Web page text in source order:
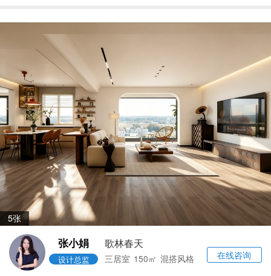
5张
张小娟
设计总监
歌林春天
三居室 150㎡ 混搭风格 在线咨询